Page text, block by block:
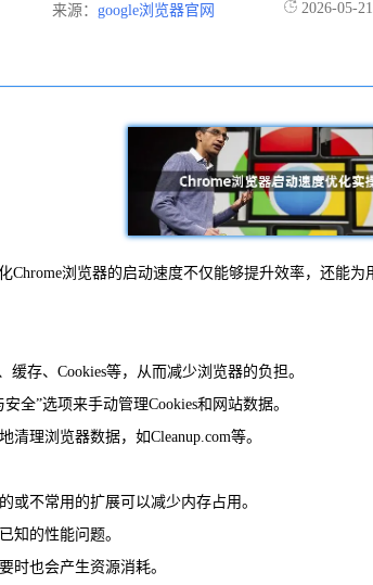
来源： google浏览器官网 2026-05-21
浏览器的启动速度不仅能够提升效率，还能
存、Cookies等，从而减少浏览器的负担。
全”选项来手动管理Cookies和网站数据。
理浏览器数据，如Cleanup.com等。
或不常用的扩展可以减少内存占用。
知的性能问题。
时也会产生资源消耗。